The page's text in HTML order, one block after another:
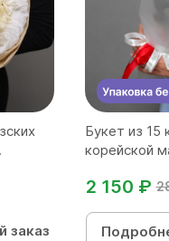
заказ
Букет из 15
корейской
2 150 ₽